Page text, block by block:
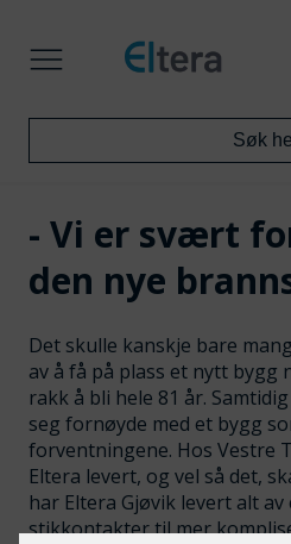
- Vi er svært
den nye
Det skulle kanskje bare
av å få på plass et nytt bygg
rakk å bli hele 81 år.
seg fornøyde med et bygg
forventningene. Hos Vestre
Eltera levert, og vel så det,
har Eltera Gjøvik levert alt
stikkontakter til mer